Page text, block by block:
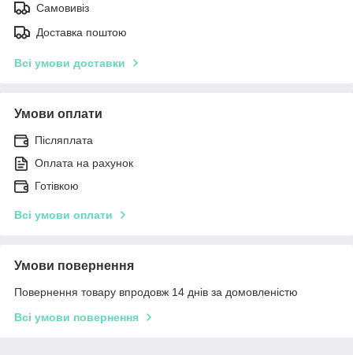
Самовивіз
Доставка поштою
Всі умови доставки
Умови оплати
Післяплата
Оплата на рахунок
Готівкою
Всі умови оплати
Умови повернення
Повернення товару впродовж 14 днів за домовленістю
Всі умови повернення